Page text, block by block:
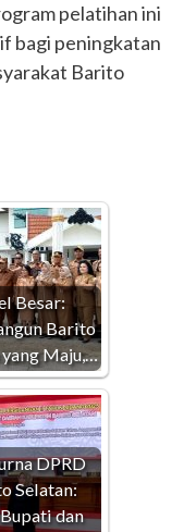
pelatihan ini
bagi peningkatan
Barito
Besar:
Barito
Maju,…
DPRD
Selatan:
dan